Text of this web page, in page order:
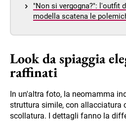
"Non si vergogna?": l'outfit
modella scatena le
Look da spiaggia
raffinati
In un'altra foto, la neomamma
struttura simile, con allacciatura
scollatura. I dettagli fanno la